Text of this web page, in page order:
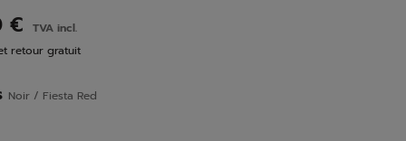
Lien
sur
la
page.
€
TVA incl.
retour gratuit
Noir / Fiesta Red